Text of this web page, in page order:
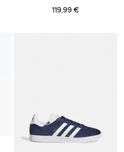
119,99 €